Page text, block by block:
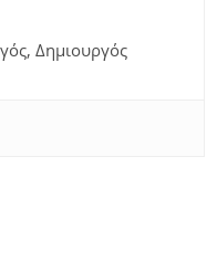
Δημιουργός